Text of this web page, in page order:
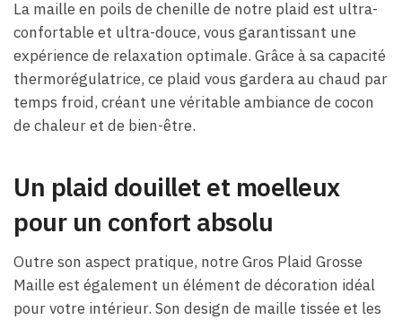
La maille en poils de chenille de notre plaid est ultra-
confortable et ultra-douce, vous garantissant une
expérience de relaxation optimale. Grâce à sa capacité
thermorégulatrice, ce plaid vous gardera au chaud par
temps froid, créant une véritable ambiance de cocon
de chaleur et de bien-être.
Un plaid douillet et moelleux
pour un confort absolu
Outre son aspect pratique, notre Gros Plaid Grosse
Maille est également un élément de décoration idéal
pour votre intérieur. Son design de maille tissée et les